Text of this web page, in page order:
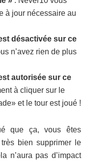
à jour nécessaire au
désactivée sur ce
n’avez rien de plus
autorisée sur ce
à cliquer sur le
et le tour est joué !
que ça, vous êtes
bien supprimer le
n’aura pas d’impact